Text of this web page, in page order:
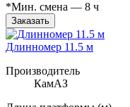
*Мин. смена — 8 ч
Заказать
Длинномер 11.5 м
Производитель
КамАЗ